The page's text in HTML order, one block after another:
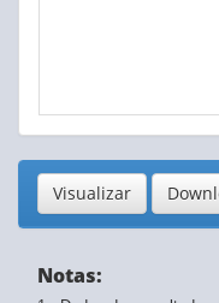
Visualizar
Notas: